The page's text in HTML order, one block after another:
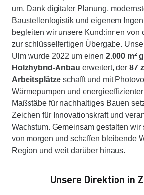
um. Dank digitaler Planung,
Baustellenlogistik und eigenem
begleiten wir unsere Kund:innen von
zur schlüsselfertigen Übergabe.
Ulm wurde 2022 um einen 2.000 m²
Holzhybrid-Anbau erweitert, der 87
Arbeitsplätze schafft und mit
Wärmepumpen und
Maßstäbe für nachhaltiges Bauen
Zeichen für Innovationskraft und
Wachstum. Gemeinsam gestalten wir
von morgen und schaffen bleibende
Region und weit darüber hinaus.
Unsere Direktion in